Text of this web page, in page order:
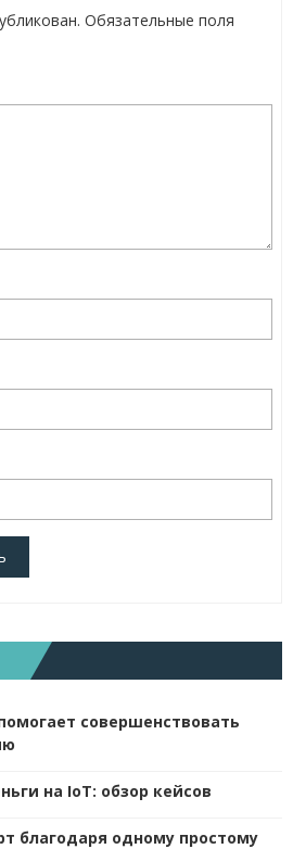
Обязательные поля
совершенствовать
на IoT: обзор кейсов
благодаря одному простому